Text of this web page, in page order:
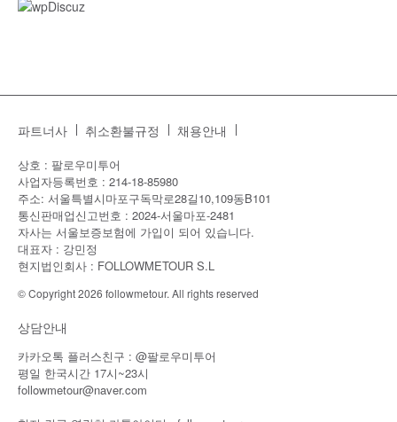
파트너사 취소환불규정 채용안내
상호 : 팔로우미투어
사업자등록번호 : 214-18-85980
주소: 서울특별시마포구독막로28길10,109동B101
통신판매업신고번호 : 2024-서울마포-2481
자사는 서울보증보험에 가입이 되어 있습니다.
대표자 : 강민정
현지법인회사 : FOLLOWMETOUR S.L
© Copyright 2026 followmetour. All rights reserved
상담안내
카카오톡 플러스친구 : @팔로우미투어
평일 한국시간 17시~23시
followmetour@naver.com